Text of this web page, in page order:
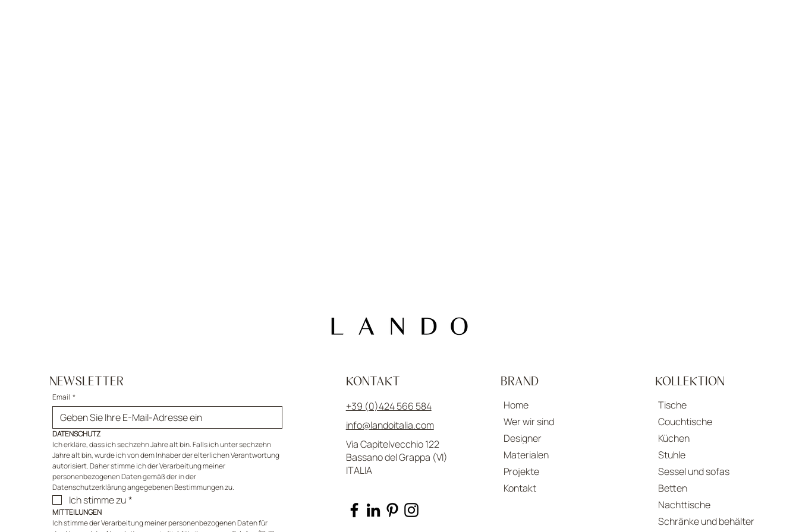
NEWSLETTER
Email *
DATENSCHUTZ
Ich erkläre, dass ich sechzehn Jahre alt bin. Falls ich unter sechzehn
Jahre alt bin, wurde ich von dem Inhaber der elterlichen Verantwortung
autorisiert. Daher stimme ich der Verarbeitung meiner
personenbezogenen Daten gemäß der in der
Datenschutzerklärung angegebenen Bestimmungen zu.
Ich stimme zu*
MITTEILUNGEN
Ich stimme der Verarbeitung meiner personenbezogenen Daten für
KONTAKT
+39 (0)424 566 584
info@landoitalia.com
Via Capitelvecchio 122
Bassano del Grappa (VI)
ITALIA
BRAND
Home
Wer wir sind
Designer
Materialen
Projekte
Kontakt
​KOLLEKTION
Tische
Couchtische
Küchen
Stuhle
Sessel und sofas
Betten
Nachttische
Schränke und behälter